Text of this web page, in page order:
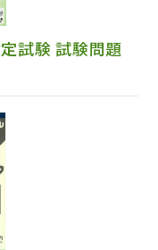
試験 試験問題